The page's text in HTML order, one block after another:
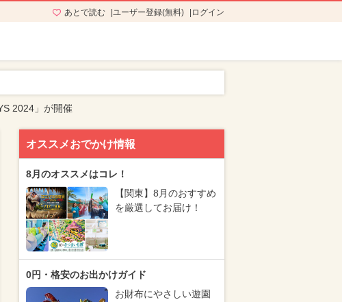
あとで読む ユーザー登録(無料) ログイン
2024」が開催
オススメおでかけ情報
8月のオススメはコレ！
【関東】8月のおすすめ
を厳選してお届け！
0円・格安のお出かけガイド
お財布にやさしい遊園